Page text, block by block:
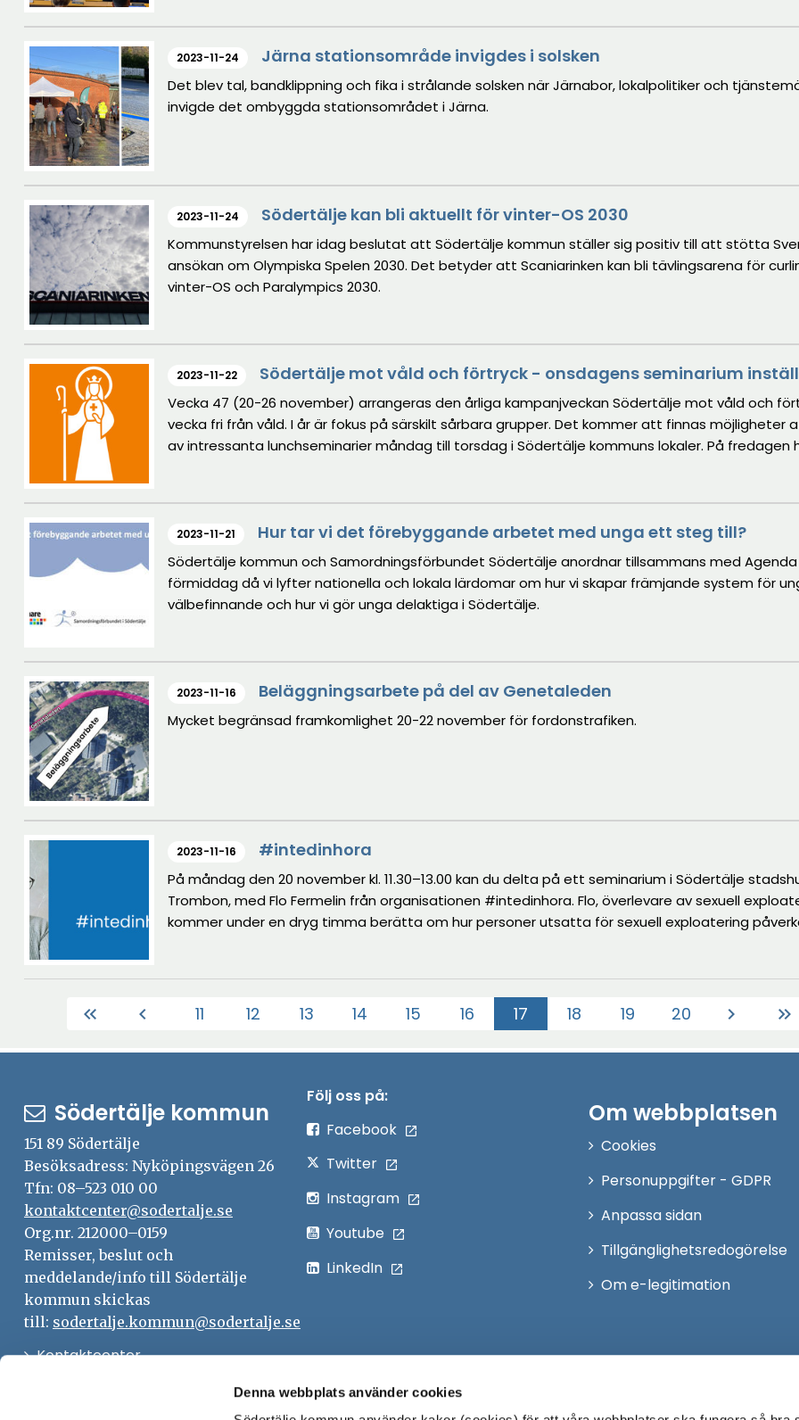
Denna webbplats använder cookies
2023-11-24 Järna stationsområde invigdes i solsken
Det blev tal, bandklippning och fika i strålande solsken när Järnabor, lokalpolitiker och
invigde det ombyggda stationsområdet i Järna.
2023-11-24 Södertälje kan bli aktuellt för vinter-OS 2030
Kommunstyrelsen har idag beslutat att Södertälje kommun ställer sig positiv till att stötta
ansökan om Olympiska Spelen 2030. Det betyder att Scaniarinken kan bli tävlingsarena för
vinter-OS och Paralympics 2030.
2023-11-22 Södertälje mot våld och förtryck - onsdagens seminarium
Vecka 47 (20-26 november) arrangeras den årliga kampanjveckan Södertälje mot våld och
vecka fri från våld. I år är fokus på särskilt sårbara grupper. Det kommer att finnas möjligheter
av intressanta lunchseminarier måndag till torsdag i Södertälje kommuns lokaler. På fredagen
2023-11-21 Hur tar vi det förebyggande arbetet med unga ett steg till?
Södertälje kommun och Samordningsförbundet Södertälje anordnar tillsammans med Agenda
förmiddag då vi lyfter nationella och lokala lärdomar om hur vi skapar främjande system för
välbefinnande och hur vi gör unga delaktiga i Södertälje.
2023-11-16 Beläggningsarbete på del av Genetaleden
Mycket begränsad framkomlighet 20-22 november för fordonstrafiken.
2023-11-16 #intedinhora
På måndag den 20 november kl. 11.30–13.00 kan du delta på ett seminarium i Södertälje
Trombon, med Flo Fermelin från organisationen #intedinhora. Flo, överlevare av sexuell
kommer under en dryg timma berätta om hur personer utsatta för sexuell exploatering
keyboard_double_arrow_left chevron_left 11 12 13 14 15 16 17(Aktuell)
18 19 20 chevron_right keyboard_double_arrow_right
Södertälje kommun
151 89 Södertälje
Besöksadress: Nyköpingsvägen 26
Tfn: 08–523 010 00
kontaktcenter@sodertalje.se
Org.nr. 212000–0159
Remisser, beslut och
meddelande/info till Södertälje
kommun skickas
till: sodertalje.kommun@sodertalje.se
KontaktcenterÖppna
Följ oss på:
Facebook
Twitter
Instagram
Youtube
LinkedIn
Om webbplatsen
Cookies
Personuppgifter - GDPR
Anpassa sidan
Tillgänglighetsredogörelse
Om e-legitimation